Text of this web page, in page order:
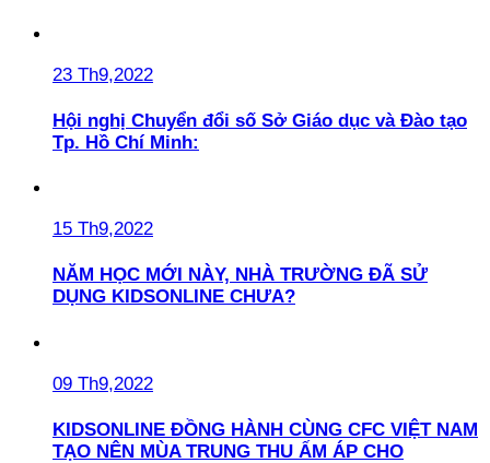
23 Th9,2022
Hội nghị Chuyển đổi số Sở Giáo dục và Đào tạo
Tp. Hồ Chí Minh:
15 Th9,2022
NĂM HỌC MỚI NÀY, NHÀ TRƯỜNG ĐÃ SỬ
DỤNG KIDSONLINE CHƯA?
09 Th9,2022
KIDSONLINE ĐỒNG HÀNH CÙNG CFC VIỆT NAM
TẠO NÊN MÙA TRUNG THU ẤM ÁP CHO